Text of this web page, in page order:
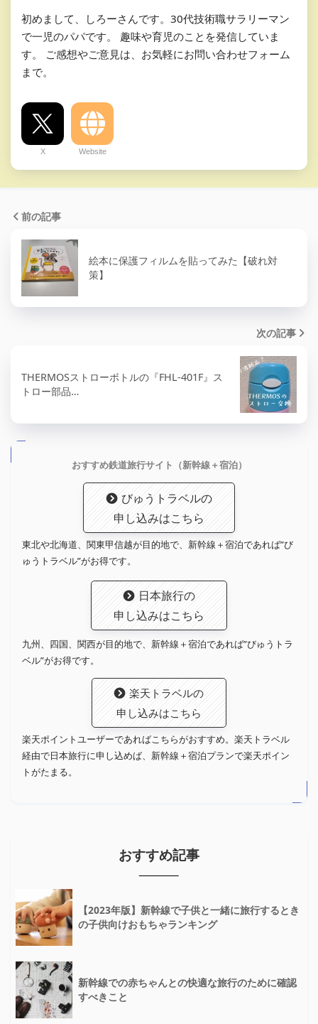
初めまして、しろーさんです。30代技術職サラリーマン
で一児のパパです。 趣味や育児のことを発信していま
す。 ご感想やご意見は、お気軽にお問い合わせフォーム
まで。
X Website
前の記事
絵本に保護フィルムを貼ってみた【破れ対
策】
次の記事
THERMOSストローボトルの『FHL-401F』ス
トロー部品…
おすすめ鉄道旅行サイト（新幹線＋宿泊）
びゅうトラベルの
申し込みはこちら
東北や北海道、関東甲信越が目的地で、新幹線＋宿泊であれば”び
ゅうトラベル”がお得です。
日本旅行の
申し込みはこちら
九州、四国、関西が目的地で、新幹線＋宿泊であれば”びゅうトラ
ベル”がお得です。
楽天トラベルの
申し込みはこちら
楽天ポイントユーザーであればこちらがおすすめ。楽天トラベル
経由で日本旅行に申し込めば、新幹線＋宿泊プランで楽天ポイン
トがたまる。
おすすめ記事
【2023年版】新幹線で子供と一緒に旅行するとき
の子供向けおもちゃランキング
新幹線での赤ちゃんとの快適な旅行のために確認
すべきこと